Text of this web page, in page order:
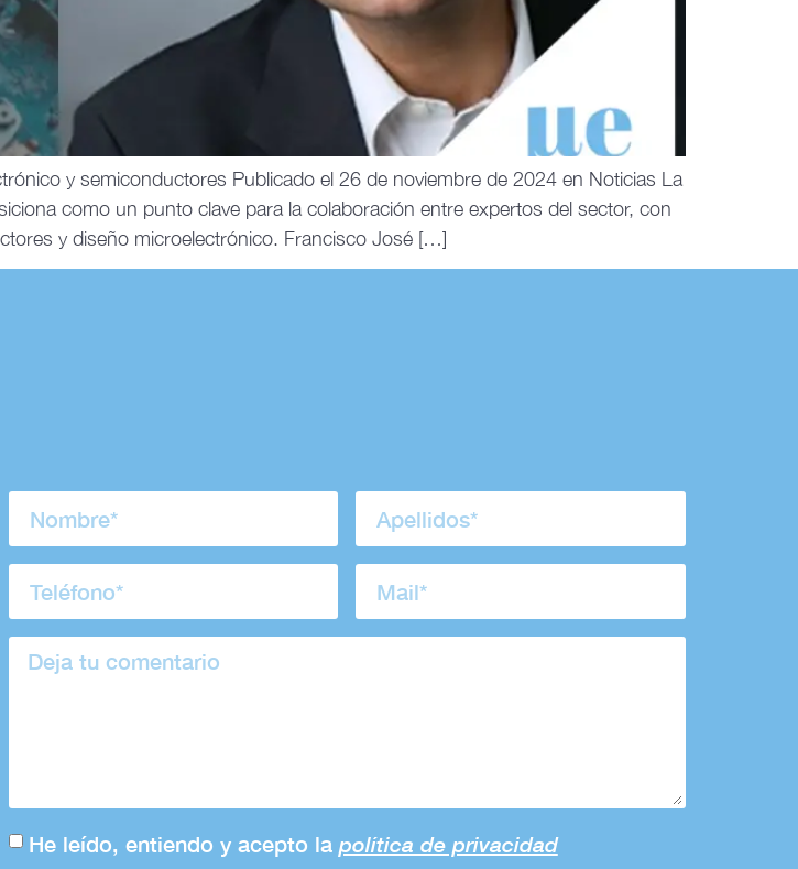
y semiconductores Publicado el 26 de noviembre de 2024 en Noticias La
como un punto clave para la colaboración entre expertos del sector, con
y diseño microelectrónico. Francisco José […]
He leído, entiendo y acepto la política de privacidad